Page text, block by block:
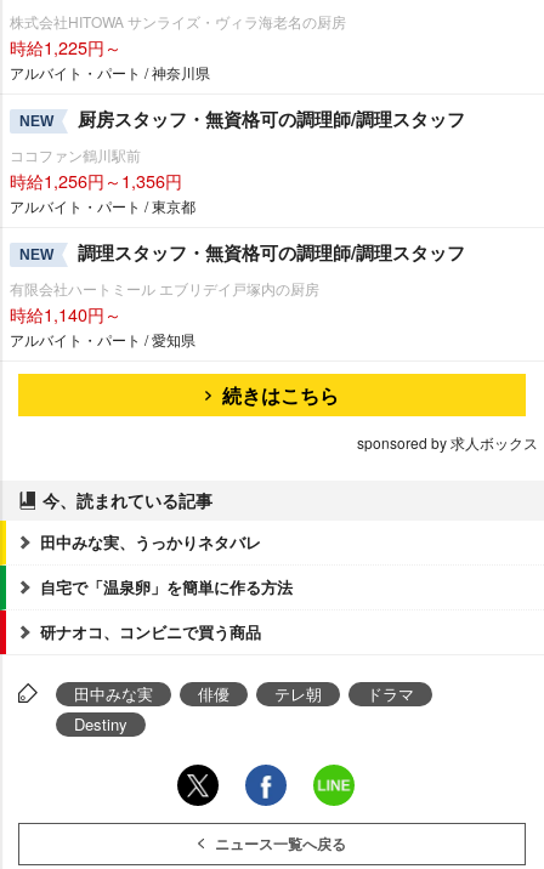
株式会社HITOWA サンライズ・ヴィラ海老名の厨房
時給1,225円～
アルバイト・パート / 神奈川県
NEW 厨房スタッフ・無資格可の調理師/調理スタッフ
ココファン鶴川駅前
時給1,256円～1,356円
アルバイト・パート / 東京都
NEW 調理スタッフ・無資格可の調理師/調理スタッフ
有限会社ハートミール エブリデイ戸塚内の厨房
時給1,140円～
アルバイト・パート / 愛知県
続きはこちら
sponsored by 求人ボックス
今、読まれている記事
田中みな実、うっかりネタバレ
自宅で「温泉卵」を簡単に作る方法
研ナオコ、コンビニで買う商品
田中みな実 俳優 テレ朝
ドラマ
Destiny
ニュース一覧へ戻る